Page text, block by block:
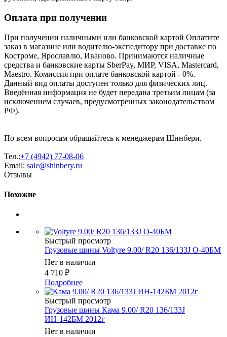
Оплата при получении
При получении наличными или банковской картой Оплатите
заказ в магазине или водителю-экспедитору при доставке по
Костроме, Ярославлю, Иваново. Принимаются наличные
средства и банковские карты SberPay, МИР, VISA, Mastercard,
Maestro. Комиссия при оплате банковской картой - 0%.
Данный вид оплаты доступен только для физических лиц.
Введённая информация не будет передана третьим лицам (за
исключением случаев, предусмотренных законодательством
РФ).
По всем вопросам обращайтесь к менеджерам Шинбери.
Тел.:+7 (4942) 77-08-06
Email: sale@shinbery.ru
Отзывы
Похожие
Быстрый просмотр
Грузовые шины Voltyre 9.00/ R20 136/133J О-40БМ
Нет в наличии
4 710 ₽
Подробнее
Быстрый просмотр
Грузовые шины Кама 9.00/ R20 136/133J
ИН-142БМ 2012г
Нет в наличии